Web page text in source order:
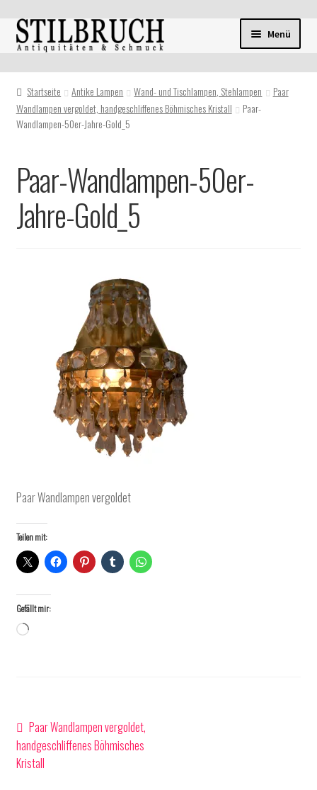
Zur
Navigation
Zum
Inhalt
Menü
Startseite Antike Lampen Wand- und Tischlampen, Stehlampen
Paar
Wandlampen vergoldet, handgeschliffenes Böhmisches Kristall
Paar-
Wandlampen-50er-Jahre-Gold_5
Paar-Wandlampen-50er-
Jahre-Gold_5
Paar Wandlampen vergoldet
Teilen mit:
Gefällt mir:
Wird
Beitragsnavigation
Vorheriger
Beitrag:
Paar Wandlampen vergoldet,
handgeschliffenes Böhmisches
Kristall